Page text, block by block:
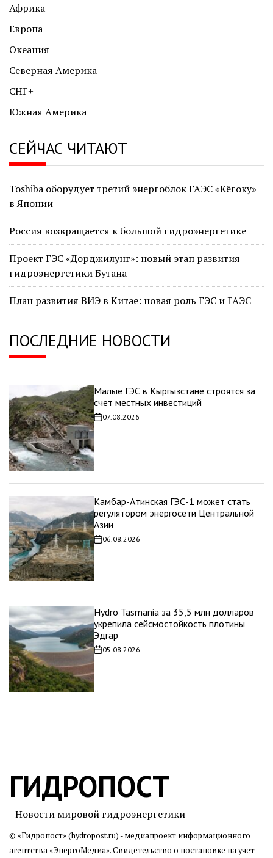
Африка
Европа
Океания
Северная Америка
СНГ+
Южная Америка
СЕЙЧАС ЧИТАЮТ
Toshiba оборудует третий энергоблок ГАЭС «Кёгоку»
в Японии
Россия возвращается к большой гидроэнергетике
Проект ГЭС «Дорджилунг»: новый этап развития
гидроэнергетики Бутана
План развития ВИЭ в Китае: новая роль ГЭС и ГАЭС
ПОСЛЕДНИЕ НОВОСТИ
Малые ГЭС в Кыргызстане строятся за
счет местных инвестиций
Дата
записи
07.08.2026
Камбар-Атинская ГЭС-1 может стать
регулятором энергосети Центральной
Азии
Дата
записи
06.08.2026
Hydro Tasmania за 35,5 млн долларов
укрепила сейсмостойкость плотины
Эдгар
Дата
записи
05.08.2026
ГИДРОПОСТ
Новости мировой гидроэнергетики
© «Гидропост» (hydropost.ru) - медиапроект информационного
агентства«ЭнергоМедиа». Свидетельство о постановке на учет